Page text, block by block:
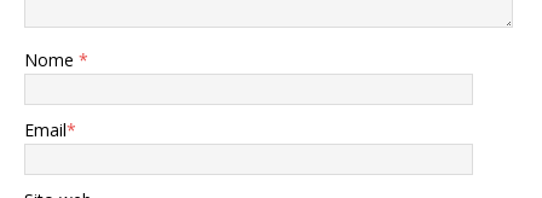
Nome *
Email*